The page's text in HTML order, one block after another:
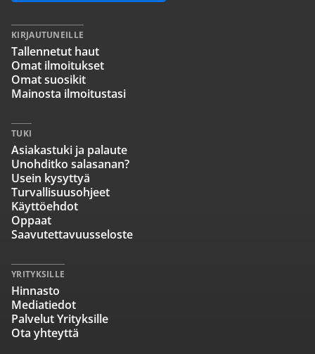
KIRJAUTUNEILLE
Tallennetut haut
Omat ilmoitukset
Omat suosikit
Mainosta ilmoitustasi
TUKI
Asiakastuki ja palaute
Unohditko salasanan?
Usein kysyttyä
Turvallisuusohjeet
Käyttöehdot
Oppaat
Saavutettavuusseloste
YRITYKSILLE
Hinnasto
Mediatiedot
Palvelut Yrityksille
Ota yhteyttä